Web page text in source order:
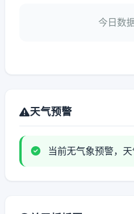
今日数
天气预警
当前无气象预警，